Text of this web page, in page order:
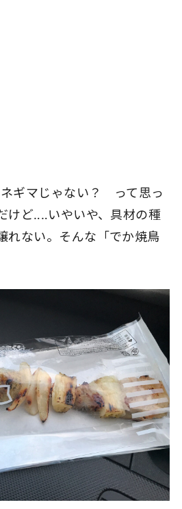
ギマじゃない？ って思っ
けど‥‥いやいや、具材の種
れない。そんな「でか焼鳥